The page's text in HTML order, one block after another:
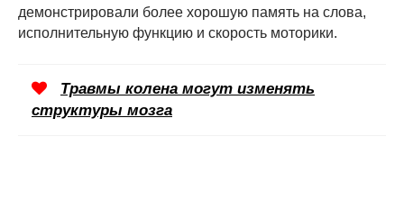
демонстрировали более хорошую память на слова,
исполнительную функцию и скорость моторики.
Травмы колена могут изменять
структуры мозга